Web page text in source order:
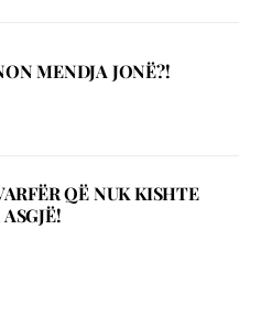
MENDJA JONË?!
QË NUK KISHTE